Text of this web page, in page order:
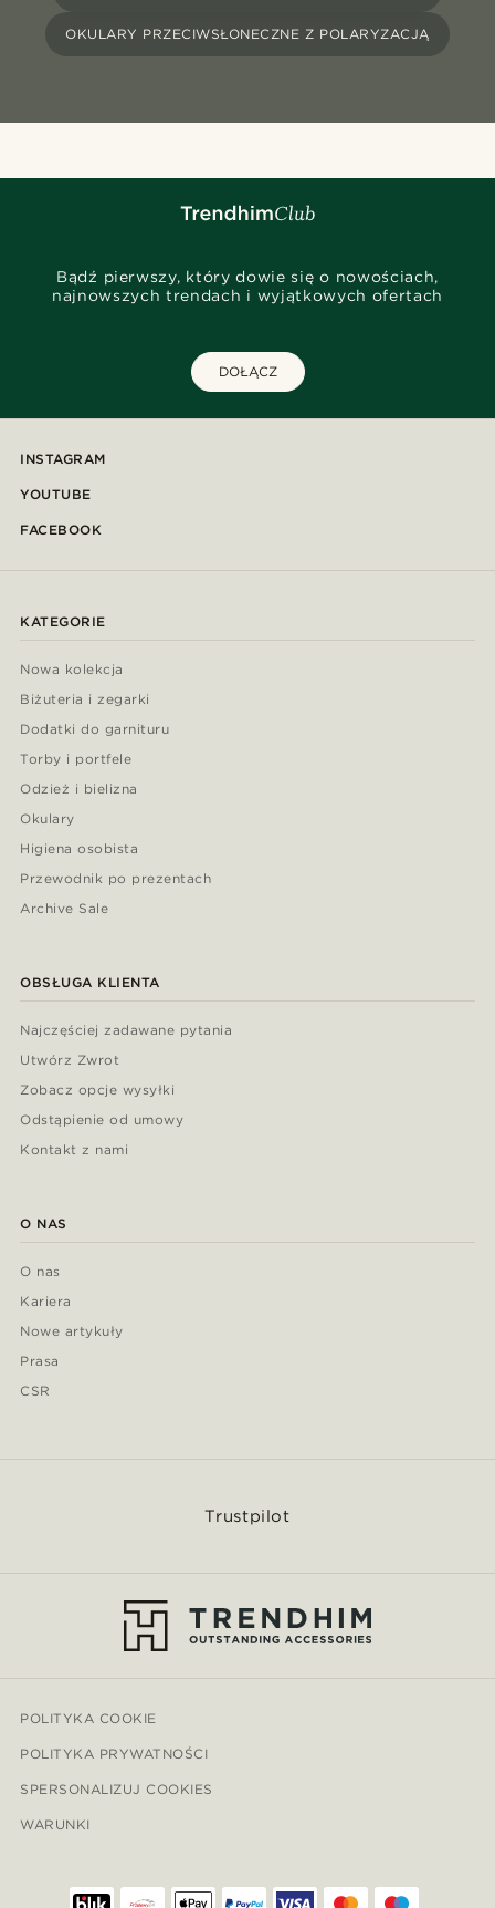
OKULARY PRZECIWSŁONECZNE Z POLARYZACJĄ
Bądź pierwszy, który dowie się o nowościach,
najnowszych trendach i wyjątkowych ofertach
DOŁĄCZ
INSTAGRAM
YOUTUBE
FACEBOOK
KATEGORIE
Nowa kolekcja
Biżuteria i zegarki
Dodatki do garnituru
Torby i portfele
Odzież i bielizna
Okulary
Higiena osobista
Przewodnik po prezentach
Archive Sale
OBSŁUGA KLIENTA
Najczęściej zadawane pytania
Utwórz Zwrot
Zobacz opcje wysyłki
Odstąpienie od umowy
Kontakt z nami
O NAS
O nas
Kariera
Nowe artykuły
Prasa
CSR
Trustpilot
POLITYKA COOKIE
POLITYKA PRYWATNOŚCI
SPERSONALIZUJ COOKIES
WARUNKI